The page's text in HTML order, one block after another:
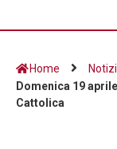
Home
Domenica 19
Cattolica